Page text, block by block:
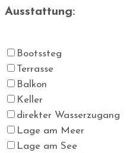
Ausstattung:
Bootssteg
Terrasse
Balkon
Keller
direkter Wasserzugang
Lage am Meer
Lage am See